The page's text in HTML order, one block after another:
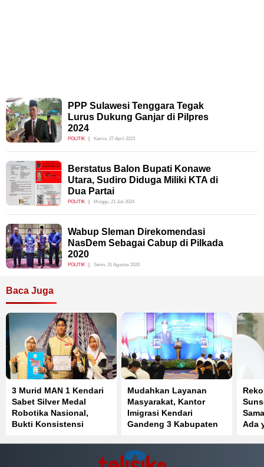
PPP Sulawesi Tenggara Tegak
Lurus Dukung Ganjar di Pilpres
2024
POLITIK Kamis, 27 April 2023
Berstatus Balon Bupati Konawe
Utara, Sudiro Diduga Miliki KTA di
Dua Partai
POLITIK Minggu, 21 Juli 2024
Wabup Sleman Direkomendasi
NasDem Sebagai Cabup di Pilkada
2020
POLITIK Senin, 31 Agustus 2020
Baca Juga
3 Murid MAN 1 Kendari
Sabet Silver Medal
Robotika Nasional,
Bukti Konsistensi
Mudahkan Layanan
Masyarakat, Kantor
Imigrasi Kendari
Gandeng 3 Kabupaten
Ada